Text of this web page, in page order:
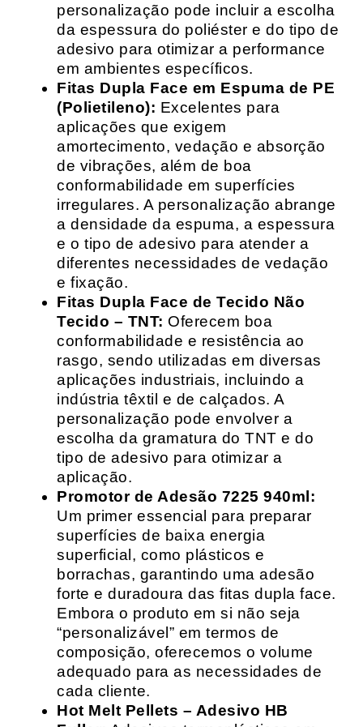
personalização pode incluir a escolha
da espessura do poliéster e do tipo de
adesivo para otimizar a performance
em ambientes específicos.
Fitas Dupla Face em Espuma de PE
(Polietileno): Excelentes para
aplicações que exigem
amortecimento, vedação e absorção
de vibrações, além de boa
conformabilidade em superfícies
irregulares. A personalização abrange
a densidade da espuma, a espessura
e o tipo de adesivo para atender a
diferentes necessidades de vedação
e fixação.
Fitas Dupla Face de Tecido Não
Tecido – TNT: Oferecem boa
conformabilidade e resistência ao
rasgo, sendo utilizadas em diversas
aplicações industriais, incluindo a
indústria têxtil e de calçados. A
personalização pode envolver a
escolha da gramatura do TNT e do
tipo de adesivo para otimizar a
aplicação.
Promotor de Adesão 7225 940ml:
Um primer essencial para preparar
superfícies de baixa energia
superficial, como plásticos e
borrachas, garantindo uma adesão
forte e duradoura das fitas dupla face.
Embora o produto em si não seja
“personalizável” em termos de
composição, oferecemos o volume
adequado para as necessidades de
cada cliente.
Hot Melt Pellets – Adesivo HB